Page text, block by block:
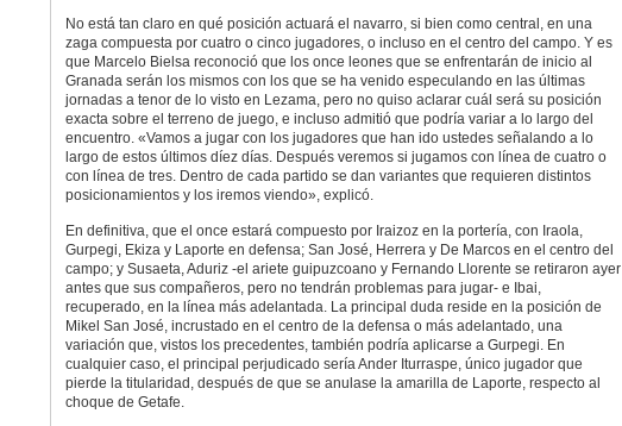
No está tan claro en qué posición actuará el navarro, si bien como central, en una
zaga compuesta por cuatro o cinco jugadores, o incluso en el centro del campo. Y es
que Marcelo Bielsa reconoció que los once leones que se enfrentarán de inicio al
Granada serán los mismos con los que se ha venido especulando en las últimas
jornadas a tenor de lo visto en Lezama, pero no quiso aclarar cuál será su posición
exacta sobre el terreno de juego, e incluso admitió que podría variar a lo largo del
encuentro. «Vamos a jugar con los jugadores que han ido ustedes señalando a lo
largo de estos últimos díez días. Después veremos si jugamos con línea de cuatro o
con línea de tres. Dentro de cada partido se dan variantes que requieren distintos
posicionamientos y los iremos viendo», explicó.
En definitiva, que el once estará compuesto por Iraizoz en la portería, con Iraola,
Gurpegi, Ekiza y Laporte en defensa; San José, Herrera y De Marcos en el centro del
campo; y Susaeta, Aduriz -el ariete guipuzcoano y Fernando Llorente se retiraron ayer
antes que sus compañeros, pero no tendrán problemas para jugar- e Ibai,
recuperado, en la línea más adelantada. La principal duda reside en la posición de
Mikel San José, incrustado en el centro de la defensa o más adelantado, una
variación que, vistos los precedentes, también podría aplicarse a Gurpegi. En
cualquier caso, el principal perjudicado sería Ander Iturraspe, único jugador que
pierde la titularidad, después de que se anulase la amarilla de Laporte, respecto al
choque de Getafe.